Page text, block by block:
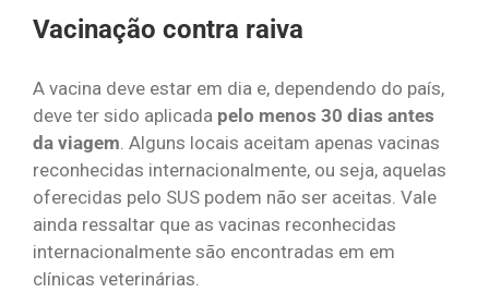
Vacinação contra raiva
A vacina deve estar em dia e, dependendo do país,
deve ter sido aplicada pelo menos 30 dias antes
da viagem. Alguns locais aceitam apenas vacinas
reconhecidas internacionalmente, ou seja, aquelas
oferecidas pelo SUS podem não ser aceitas. Vale
ainda ressaltar que as vacinas reconhecidas
internacionalmente são encontradas em em
clínicas veterinárias.